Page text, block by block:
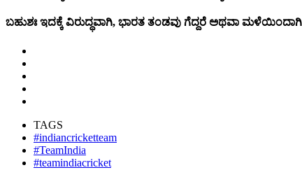
ಬಹುಶಃ ಇದಕ್ಕೆ ವಿರುದ್ಧವಾಗಿ, ಭಾರತ ತಂಡವು ಗೆದ್ದರೆ ಅಥವಾ
TAGS
#indiancricketteam
#TeamIndia
#teamindiacricket